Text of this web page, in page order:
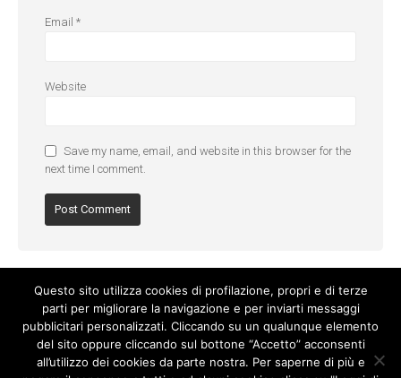
Email *
Website
Save my name, email, and website in this browser for the
next time I comment.
Questo sito utilizza cookies di profilazione, propri e di terze
parti per migliorare la navigazione e per inviarti messaggi
pubblicitari personalizzati. Cliccando su un qualunque elemento
del sito oppure cliccando sul bottone “Accetto” acconsenti
all’utilizzo dei cookies da parte nostra. Per saperne di più e